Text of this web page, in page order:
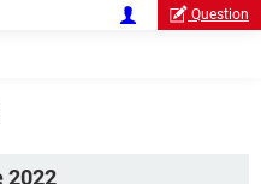
Question
2022